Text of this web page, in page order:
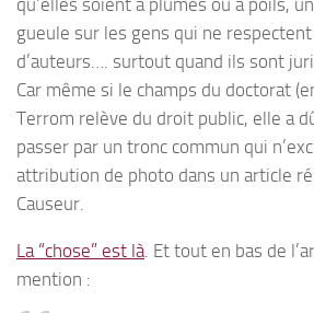
qu’elles soient à plumes ou à poils,
gueule sur les gens qui ne
d’auteurs…. surtout quand ils sont
Car même si le champs du doctorat
Terrom relève du droit public, elle a
passer par un tronc commun qui
attribution de photo dans un article
Causeur.
La “chose” est là . Et tout en bas de
mention :